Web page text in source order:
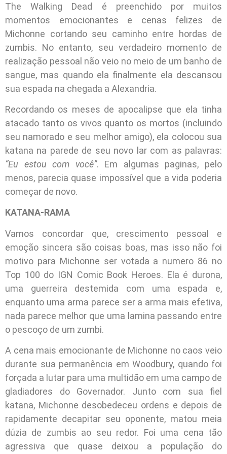
The Walking Dead é preenchido por muitos
momentos emocionantes e cenas felizes de
Michonne cortando seu caminho entre hordas de
zumbis. No entanto, seu verdadeiro momento de
realização pessoal não veio no meio de um banho de
sangue, mas quando ela finalmente ela descansou
sua espada na chegada a Alexandria.
Recordando os meses de apocalipse que ela tinha
atacado tanto os vivos quanto os mortos (incluindo
seu namorado e seu melhor amigo), ela colocou sua
katana na parede de seu novo lar com as palavras:
“Eu estou com você”. Em algumas paginas, pelo
menos, parecia quase impossível que a vida poderia
começar de novo.
KATANA-RAMA
Vamos concordar que, crescimento pessoal e
emoção sincera são coisas boas, mas isso não foi
motivo para Michonne ser votada a numero 86 no
Top 100 do IGN Comic Book Heroes. Ela é durona,
uma guerreira destemida com uma espada e,
enquanto uma arma parece ser a arma mais efetiva,
nada parece melhor que uma lamina passando entre
o pescoço de um zumbi.
A cena mais emocionante de Michonne no caos veio
durante sua permanência em Woodbury, quando foi
forçada a lutar para uma multidão em uma campo de
gladiadores do Governador. Junto com sua fiel
katana, Michonne desobedeceu ordens e depois de
rapidamente decapitar seu oponente, matou meia
dúzia de zumbis ao seu redor. Foi uma cena tão
agressiva que quase deixou a população do